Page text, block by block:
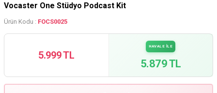
Vocaster One Stüdyo Podcast Kit
Ürün Kodu : FOCS0025
5.999 TL
HAVALE İLE
5.879 TL